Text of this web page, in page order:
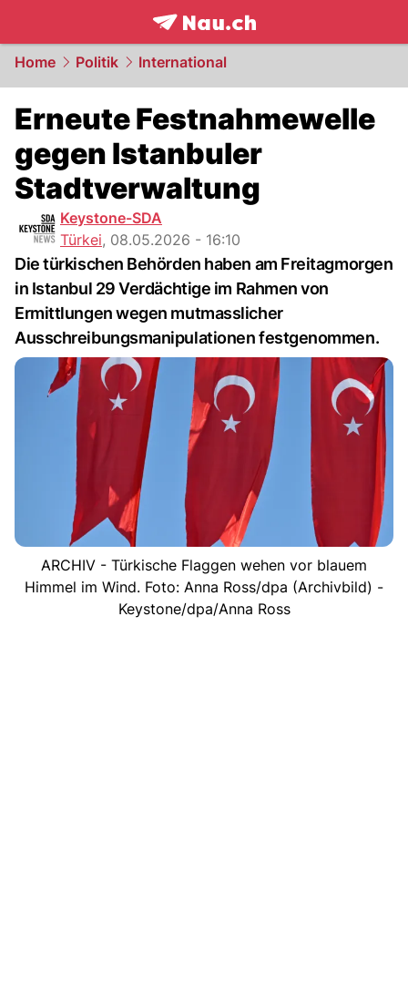
frontpage.NAU.ch
Home Politik International
Erneute Festnahmewelle
gegen Istanbuler
Stadtverwaltung
Keystone-SDA
Türkei, 08.05.2026 - 16:10
Die türkischen Behörden haben am Freitagmorgen
in Istanbul 29 Verdächtige im Rahmen von
Ermittlungen wegen mutmasslicher
Ausschreibungsmanipulationen festgenommen.
ARCHIV - Türkische Flaggen wehen vor blauem
Himmel im Wind. Foto: Anna Ross/dpa (Archivbild) -
Keystone/dpa/Anna Ross